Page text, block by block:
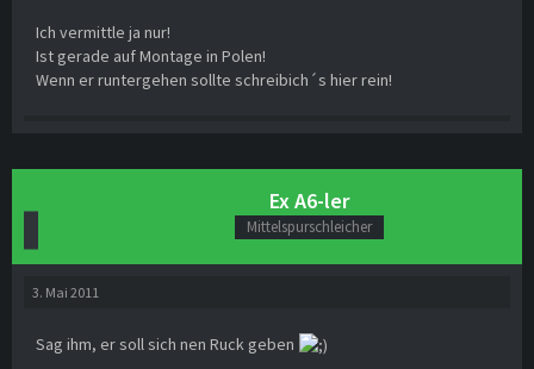
Ich vermittle ja nur!
Ist gerade auf Montage in Polen!
Wenn er runtergehen sollte schreibich´s hier rein!
Ex A6-ler
Mittelspurschleicher
3. Mai 2011
Sag ihm, er soll sich nen Ruck geben